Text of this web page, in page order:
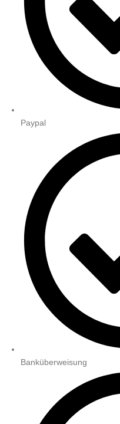
Paypal
Banküberweisung